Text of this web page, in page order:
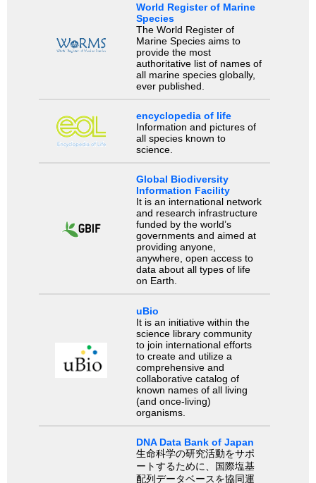
World Register of Marine
Species
The World Register of
Marine Species aims to
provide the most
authoritative list of names of
all marine species globally,
ever published.
encyclopedia of life
Information and pictures of
all species known to
science.
Global Biodiversity
Information Facility
It is an international network
and research infrastructure
funded by the world’s
governments and aimed at
providing anyone,
anywhere, open access to
data about all types of life
on Earth.
uBio
It is an initiative within the
science library community
to join international efforts
to create and utilize a
comprehensive and
collaborative catalog of
known names of all living
(and once-living)
organisms.
DNA Data Bank of Japan
生命科学の研究活動をサポ
ートするために、国際塩基
配列データベースを協同運